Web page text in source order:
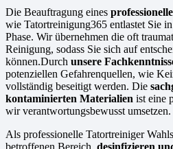
Die Beauftragung eines
wie Tatortreinigung365 entlastet Sie
Phase. Wir übernehmen die oft
Reinigung, sodass Sie sich auf
können.Durch unsere
potenziellen Gefahrenquellen, wie
vollständig beseitigt werden. Die
kontaminierten Materialien ist eine
wir verantwortungsbewusst umsetzen.
Als professionelle Tatortreiniger
betroffenen Bereich, desinfizieren